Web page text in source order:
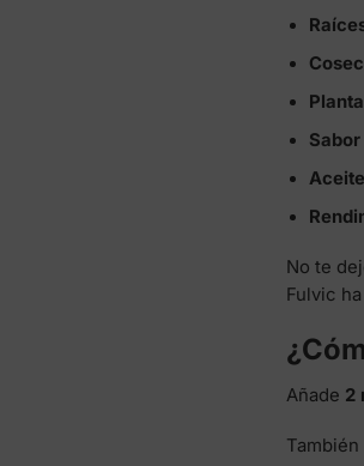
No te
Fulvic
Añade 2